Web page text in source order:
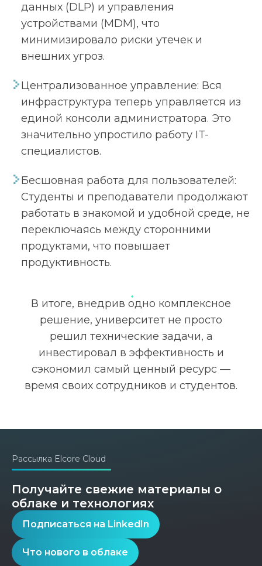
данных (DLP) и управления
устройствами (MDM), что
минимизировало риски утечек и
внешних угроз.
Централизованное управление: Вся
инфраструктура теперь управляется из
единой консоли администратора. Это
значительно упростило работу IT-
специалистов.
Бесшовная работа для пользователей:
Студенты и преподаватели продолжают
работать в знакомой и удобной среде, не
переключаясь между сторонними
продуктами, что повышает
продуктивность.
В итоге, внедрив одно комплексное
решение, университет не просто
решил технические задачи, а
инвестировал в эффективность и
сэкономил самый ценный ресурс —
время своих сотрудников и студентов.
Рассылка Elcore Cloud
Получайте свежие материалы о
облаке и технологиях
Подписаться на LinkedIn
Что нового в облаке